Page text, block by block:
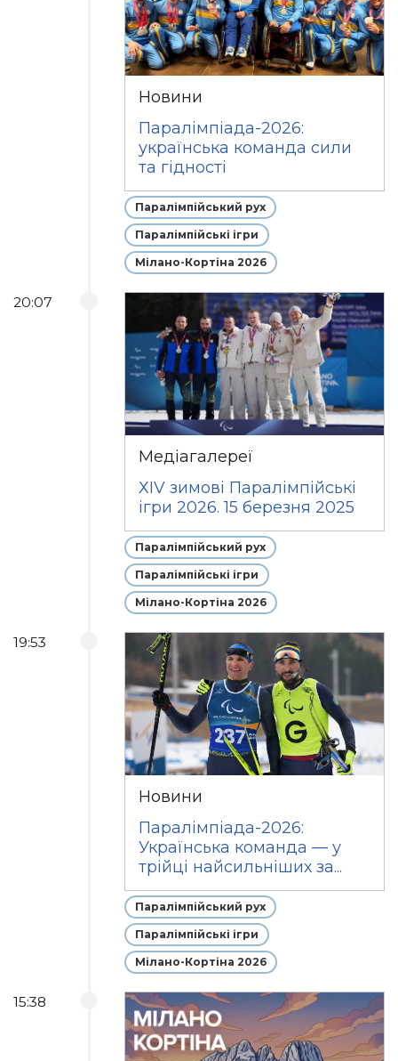
Новини
Паралімпіада-2026:
українська команда сили
та гідності
Паралімпійський рух
Паралімпійські ігри
Мілано-Кортіна 2026
20:07
Медіагалереї
ХІV зимові Паралімпійські
ігри 2026. 15 березня 2025
Паралімпійський рух
Паралімпійські ігри
Мілано-Кортіна 2026
19:53
Новини
Паралімпіада-2026:
Українська команда — у
трійці найсильніших за...
Паралімпійський рух
Паралімпійські ігри
Мілано-Кортіна 2026
15:38